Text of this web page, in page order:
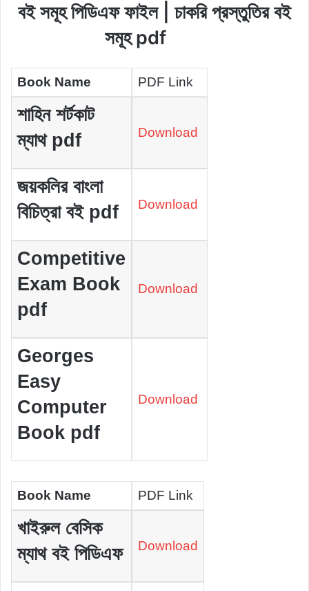
বই সমূহ পিডিএফ ফাইল | চাকরি প্রস্তুতির বই
সমূহ pdf
Book Name PDF Link
শাহিন শর্টকাট
ম্যাথ pdf
Download
জয়কলির বাংলা
বিচিত্রা বই pdf
Download
Competitive
Exam Book
pdf
Download
Georges
Easy
Computer
Book pdf
Download
Book Name PDF Link
খাইরুল বেসিক
ম্যাথ বই পিডিএফ
Download